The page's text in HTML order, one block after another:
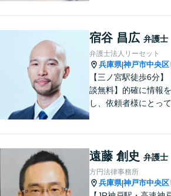
宿谷 昌広 弁護士
弁護士法人リーセット
兵庫県|神戸市中央区
【三ノ宮駅徒歩6分
談無料】的確に情報
し、依頼者様にとって
て、共に一歩ずつ進ん
ましょう。【複数弁護
籍】
遠藤 創史 弁護士
方円法律事務所
兵庫県|神戸市中央区